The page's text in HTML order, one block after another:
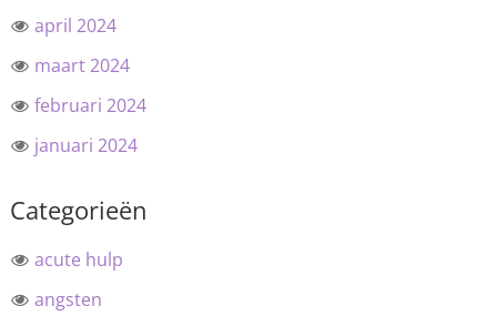
april 2024
maart 2024
februari 2024
januari 2024
Categorieën
acute hulp
angsten